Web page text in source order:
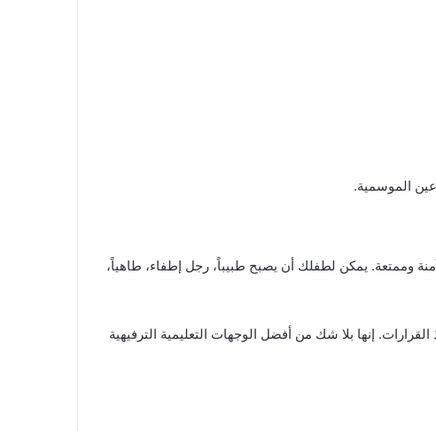
الموسمية.
للأطفال، حيث يمكنهم تجربة أكثر من 80 مهنة مختلفة في بيئة آمنة وممتعة. يمكن لطفلك أن يصبح طبيباً، رجل إطفاء، طاهياً،
إنها بلا شك من أفضل الوجهات التعليمية الترفيهية